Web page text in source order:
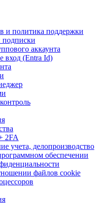
и политика поддержки
аккаунта
вход (Entra Id)
2FA
учета, делопроизводство
обеспечении
файлов cookie